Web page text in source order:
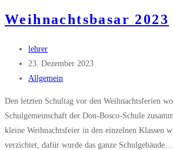
Weihnachtsbasar 2023
Beitrags-
Autor:
lehrer
Beitrag
veröffentlicht:
23. Dezember 2023
Beitrags-
Allgemein
Den letzten Schultag vor den Weihnachtsferien
Schulgemeinschaft der Don-Bosco-Schule
kleine Weihnachtsfeier in den einzelnen Klassen
verzichtet, dafür wurde das ganze Schulgebäude…